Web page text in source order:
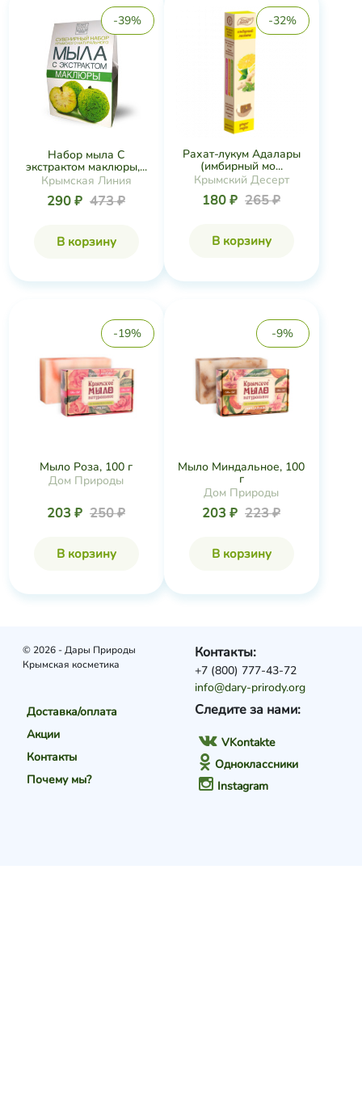
-39%
Набор мыла С
экстрактом маклюры,...
Крымская Линия
290 ₽ 473 ₽
В корзину
-32%
Рахат-лукум Адалары
(имбирный мо...
Крымский Десерт
180 ₽ 265 ₽
В корзину
-19%
Мыло Роза, 100 г
Дом Природы
203 ₽ 250 ₽
В корзину
-9%
Мыло Миндальное, 100
г
Дом Природы
203 ₽ 223 ₽
В корзину
© 2026 - Дары Природы
Крымская косметика
Доставка/оплата
Акции
Контакты
Почему мы?
Следите за нами:
VKontakte
Одноклассники
Instagram
Контакты:
+7 (800) 777-43-72
info@dary-prirody.org